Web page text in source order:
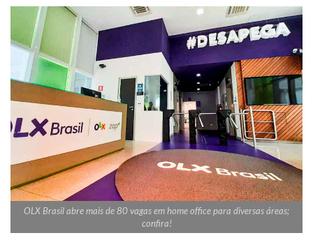
OLX Brasil abre mais de 80 vagas em home office para diversas áreas;
confira!